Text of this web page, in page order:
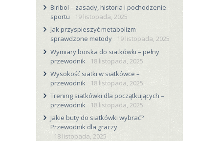
Biribol – zasady, historia i pochodzenie
sportu
19 listopada, 2025
Jak przyspieszyć metabolizm –
sprawdzone metody
19 listopada, 2025
Wymiary boiska do siatkówki – pełny
przewodnik
18 listopada, 2025
Wysokość siatki w siatkówce –
przewodnik
18 listopada, 2025
Trening siatkówki dla początkujących –
przewodnik
18 listopada, 2025
Jakie buty do siatkówki wybrać?
Przewodnik dla graczy
18 listopada, 2025